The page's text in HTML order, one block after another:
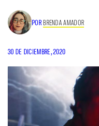
POR BRENDA AMADOR
30 DE DICIEMBRE, 2020